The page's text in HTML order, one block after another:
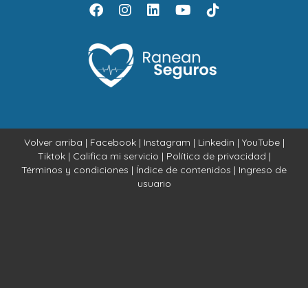
Volver arriba | Facebook| Instagram | Linkedin | YouTube|
Tiktok| Califica mi servicio | Política de privacidad |
Términos y condiciones | Índice de contenidos | Ingreso de
usuario